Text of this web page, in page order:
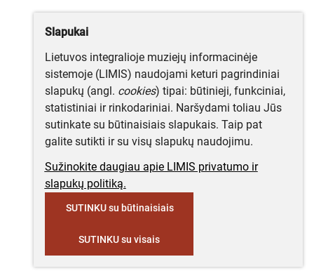
Slapukai
Lietuvos integralioje muziejų informacinėje
sistemoje (LIMIS) naudojami keturi pagrindiniai
slapukų (angl. cookies) tipai: būtinieji, funkciniai,
statistiniai ir rinkodariniai. Naršydami toliau Jūs
sutinkate su būtinaisiais slapukais. Taip pat
galite sutikti ir su visų slapukų naudojimu.
Sužinokite daugiau apie LIMIS privatumo ir
slapukų politiką.
SUTINKU su būtinaisiais
SUTINKU su visais